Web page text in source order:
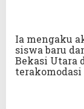
Ia mengaku
siswa baru
Bekasi Utara